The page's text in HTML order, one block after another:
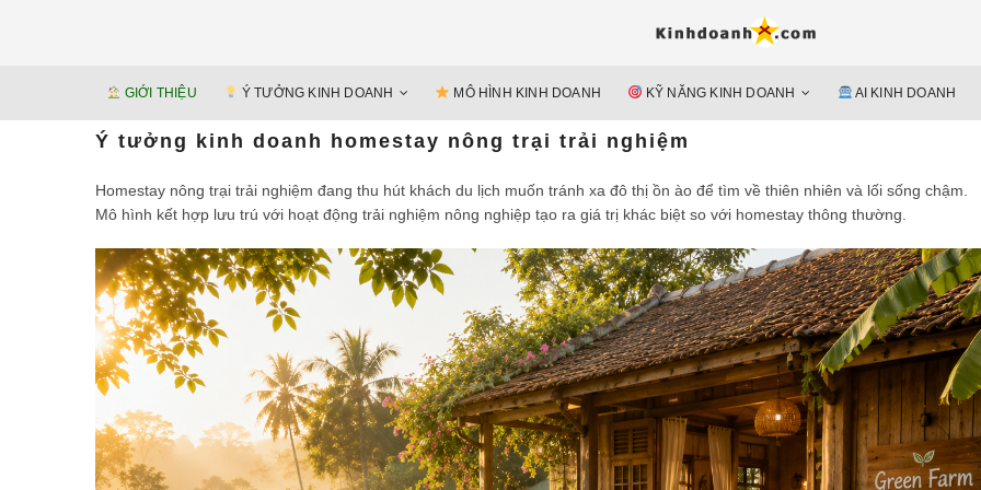
GIỚI THIỆU Ý TƯỞNG KINH DOANH MÔ HÌNH KINH DOANH KỸ NĂNG KINH DOANH AI KINH DOANH
Ý tưởng kinh doanh homestay nông trại trải nghiệm
Homestay nông trại trải nghiệm đang thu hút khách du lịch muốn tránh xa đô thị ồn ào để tìm về thiên nhiên và lối sống chậm.
Mô hình kết hợp lưu trú với hoạt động trải nghiệm nông nghiệp tạo ra giá trị khác biệt so với homestay thông thường.